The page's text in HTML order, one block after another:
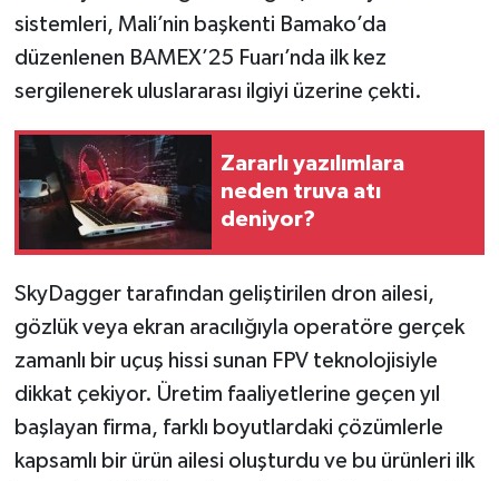
sistemleri, Mali’nin başkenti Bamako’da
düzenlenen BAMEX’25 Fuarı’nda ilk kez
sergilenerek uluslararası ilgiyi üzerine çekti.
Zararlı yazılımlara
neden truva atı
deniyor?
SkyDagger tarafından geliştirilen dron ailesi,
gözlük veya ekran aracılığıyla operatöre gerçek
zamanlı bir uçuş hissi sunan FPV teknolojisiyle
dikkat çekiyor. Üretim faaliyetlerine geçen yıl
başlayan firma, farklı boyutlardaki çözümlerle
kapsamlı bir ürün ailesi oluşturdu ve bu ürünleri ilk
Köşe Yazıları
Kültür Sanat
Kütahya
Magazin
Otomobil
Pazarlar
Politika
Resmi İlan